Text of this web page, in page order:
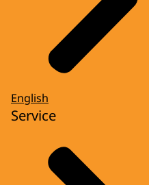
English
Service